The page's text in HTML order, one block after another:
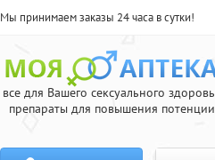
Мы принимаем заказы 24 часа в сутки!
все для Вашего сексуального
препараты для повышения потенции